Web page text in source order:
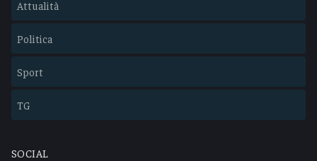
Attualità
Politica
Sport
TG
SOCIAL